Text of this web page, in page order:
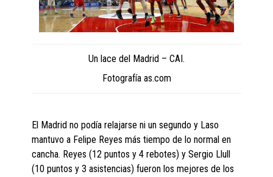
Un lace del Madrid – CAI.
Fotografía as.com
El Madrid no podía relajarse ni un segundo y Laso
mantuvo a Felipe Reyes más tiempo de lo normal en
cancha. Reyes (12 puntos y 4 rebotes) y Sergio Llull
(10 puntos y 3 asistencias) fueron los mejores de los